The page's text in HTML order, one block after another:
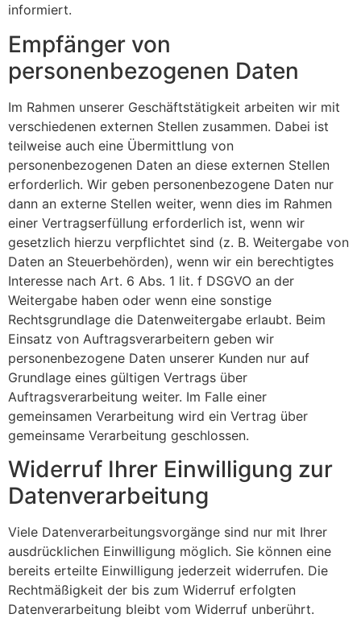
informiert.
Empfänger von
personenbezogenen Daten
Im Rahmen unserer Geschäftstätigkeit arbeiten wir mit
verschiedenen externen Stellen zusammen. Dabei ist
teilweise auch eine Übermittlung von
personenbezogenen Daten an diese externen Stellen
erforderlich. Wir geben personenbezogene Daten nur
dann an externe Stellen weiter, wenn dies im Rahmen
einer Vertragserfüllung erforderlich ist, wenn wir
gesetzlich hierzu verpflichtet sind (z. B. Weitergabe von
Daten an Steuerbehörden), wenn wir ein berechtigtes
Interesse nach Art. 6 Abs. 1 lit. f DSGVO an der
Weitergabe haben oder wenn eine sonstige
Rechtsgrundlage die Datenweitergabe erlaubt. Beim
Einsatz von Auftragsverarbeitern geben wir
personenbezogene Daten unserer Kunden nur auf
Grundlage eines gültigen Vertrags über
Auftragsverarbeitung weiter. Im Falle einer
gemeinsamen Verarbeitung wird ein Vertrag über
gemeinsame Verarbeitung geschlossen.
Widerruf Ihrer Einwilligung zur
Datenverarbeitung
Viele Datenverarbeitungsvorgänge sind nur mit Ihrer
ausdrücklichen Einwilligung möglich. Sie können eine
bereits erteilte Einwilligung jederzeit widerrufen. Die
Rechtmäßigkeit der bis zum Widerruf erfolgten
Datenverarbeitung bleibt vom Widerruf unberührt.